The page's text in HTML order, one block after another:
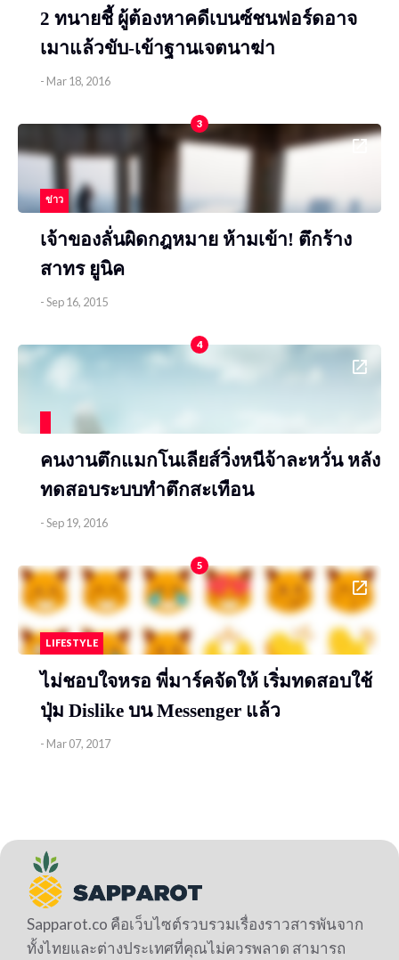
2 ทนายชี้ ผู้ต้องหาคดีเบนซ์ชนฟอร์ดอาจ
เมาแล้วขับ-เข้าฐานเจตนาฆ่า
- Mar 18, 2016
3
ข่าว
เจ้าของลั่นผิดกฎหมาย ห้ามเข้า! ตึกร้าง
สาทร ยูนิค
-Sep 16, 2015
4
คนงานตึกแมกโนเลียส์วิ่งหนีจ้าละหวั่น หลัง
ทดสอบระบบทำตึกสะเทือน
-Sep 19, 2016
5
LIFESTYLE
ไม่ชอบใจหรอ พี่มาร์คจัดให้ เริ่มทดสอบใช้
ปุ่ม ​Dislike บน Messenger แล้ว
- Mar 07, 2017
Sapparot.co คือเว็บไซต์รวบรวมเรื่องราวสารพันจาก
ทั้งไทยและต่างประเทศที่คุณไม่ควรพลาด สามารถ